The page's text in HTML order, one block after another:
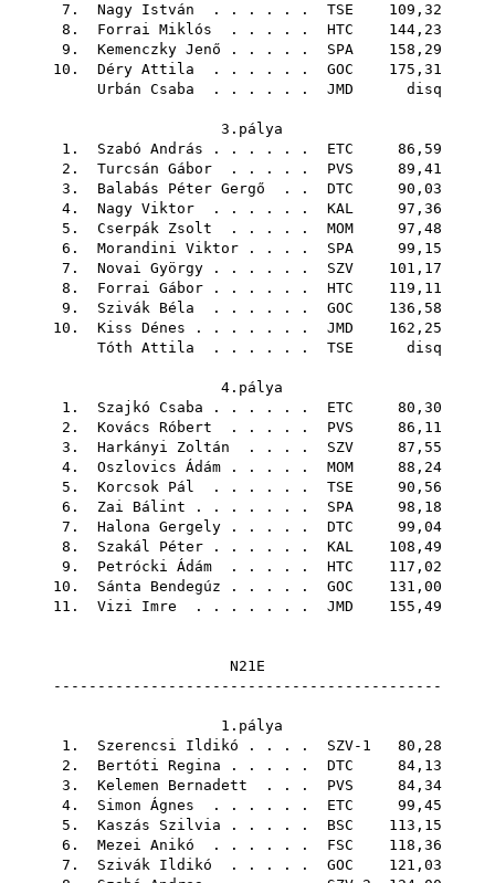
7. Nagy István . . . . . . TSE 109,32
8. Forrai Miklós . . . . . HTC 144,23
9. Kemenczky Jenő . . . . . SPA 158,29
10. Déry Attila . . . . . . GOC 175,31
Urbán Csaba . . . . . . JMD disq
3.pálya
1. Szabó András . . . . . . ETC 86,59
2. Turcsán Gábor . . . . . PVS 89,41
3. Balabás Péter Gergő . . DTC 90,03
4. Nagy Viktor . . . . . . KAL 97,36
5. Cserpák Zsolt . . . . . MOM 97,48
6. Morandini Viktor . . . . SPA 99,15
7. Novai György . . . . . . SZV 101,17
8. Forrai Gábor . . . . . . HTC 119,11
9. Szivák Béla . . . . . . GOC 136,58
10. Kiss Dénes . . . . . . . JMD 162,25
Tóth Attila . . . . . . TSE disq
4.pálya
1. Szajkó Csaba . . . . . . ETC 80,30
2. Kovács Róbert . . . . . PVS 86,11
3. Harkányi Zoltán . . . . SZV 87,55
4. Oszlovics Ádám . . . . . MOM 88,24
5. Korcsok Pál . . . . . . TSE 90,56
6. Zai Bálint . . . . . . . SPA 98,18
7. Halona Gergely . . . . . DTC 99,04
8. Szakál Péter . . . . . . KAL 108,49
9. Petrócki Ádám . . . . . HTC 117,02
10. Sánta Bendegúz . . . . . GOC 131,00
11. Vizi Imre . . . . . . . JMD 155,49
N21E
--------------------------------------------
1.pálya
1. Szerencsi Ildikó . . . . SZV-1 80,28
2. Bertóti Regina . . . . . DTC 84,13
3. Kelemen Bernadett . . . PVS 84,34
4. Simon Ágnes . . . . . . ETC 99,45
5. Kaszás Szilvia . . . . . BSC 113,15
6. Mezei Anikó . . . . . . FSC 118,36
7. Szivák Ildikó . . . . . GOC 121,03